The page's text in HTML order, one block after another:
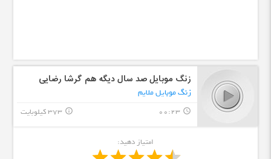
زنگ موبایل صد سال دیگه هم گرشا رضایی
زنگ موبایل ملایم
query_builder
00:23 373 کیلوبایت info_outline
امتیاز دهید: